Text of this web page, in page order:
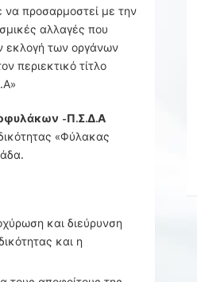
να προσαρμοστεί με την
αλλαγές που
εκλογή των οργάνων
περιεκτικό τίτλο
-Π.Σ.Δ.Α
«Φύλακας
και διεύρυνση
και η